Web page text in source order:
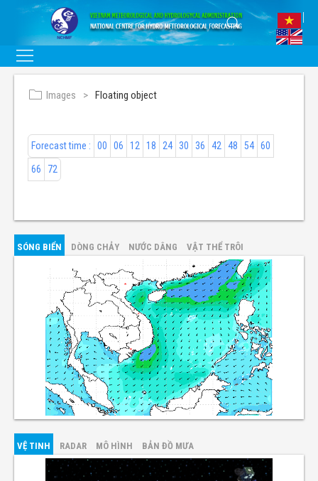
Images Floating object
Forecast time : 00 06 12 18 24 30 36 42 48 54 60
66 72
SÓNG BIỂN DÒNG CHẢY NƯỚC DÂNG VẬT THỂ TRÔI
VỆ TINH RADAR MÔ HÌNH BẢN ĐỒ MƯA